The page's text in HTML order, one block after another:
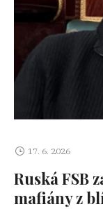
17. 6. 2026
Ruská FSB
mafiány z